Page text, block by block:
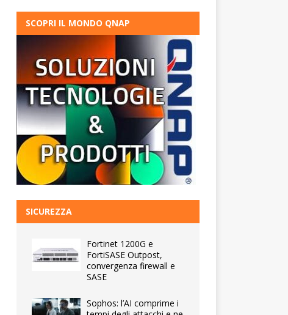
SCOPRI IL MONDO QNAP
SICUREZZA
Fortinet 1200G e
FortiSASE Outpost,
convergenza firewall e
SASE
Sophos: l’AI comprime i